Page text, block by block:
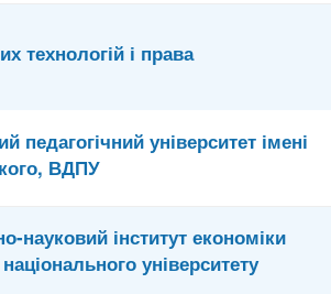
технологій і права
педагогічний університет імені
ВДПУ
науковий інститут економіки
університету